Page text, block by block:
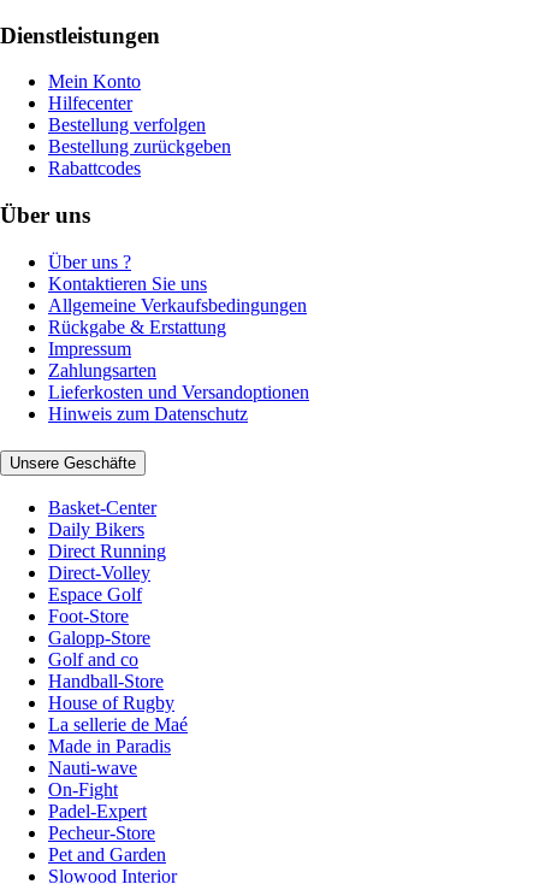
Dienstleistungen
Mein Konto
Hilfecenter
Bestellung verfolgen
Bestellung zurückgeben
Rabattcodes
Über uns
Über uns ?
Kontaktieren Sie uns
Allgemeine Verkaufsbedingungen
Rückgabe & Erstattung
Impressum
Zahlungsarten
Lieferkosten und Versandoptionen
Hinweis zum Datenschutz
Unsere Geschäfte
Basket-Center
Daily Bikers
Direct Running
Direct-Volley
Espace Golf
Foot-Store
Galopp-Store
Golf and co
Handball-Store
House of Rugby
La sellerie de Maé
Made in Paradis
Nauti-wave
On-Fight
Padel-Expert
Pecheur-Store
Pet and Garden
Slowood Interior